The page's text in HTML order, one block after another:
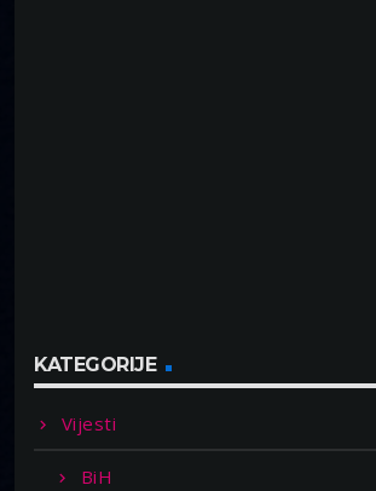
KATEGORIJE
Vijesti
BiH